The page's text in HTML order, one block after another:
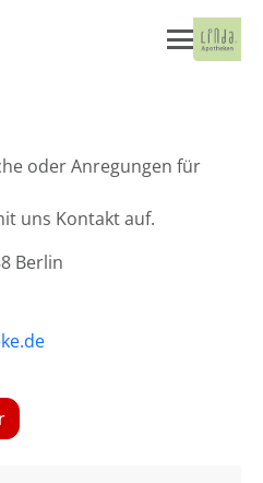
oder Anregungen für
uns Kontakt auf.
Berlin